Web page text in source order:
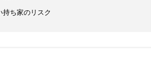
ち家のリスク